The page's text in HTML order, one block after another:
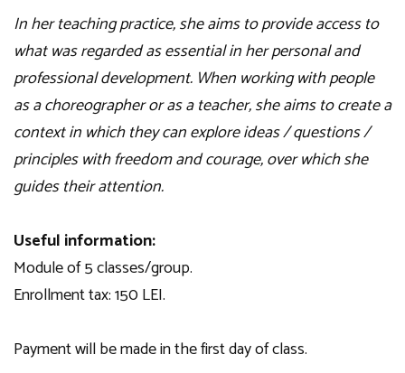
In her teaching practice, she aims to provide access to
what was regarded as essential in her personal and
professional development. When working with people
as a choreographer or as a teacher, she aims to create a
context in which they can explore ideas / questions /
principles with freedom and courage, over which she
guides their attention.
Useful information:
Module of 5 classes/group.
Enrollment tax: 150 LEI.
Payment will be made in the first day of class.